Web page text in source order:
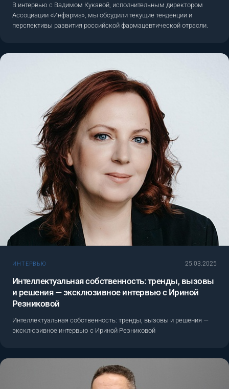
В интервью с Вадимом Кукавой, исполнительным директором
Ассоциации «Инфарма», мы обсудили текущие тенденции и
перспективы развития российской фармацевтической отрасли.
ИНТЕРВЬЮ 25.03.2025
Интеллектуальная собственность: тренды, вызовы
и решения — эксклюзивное интервью с Ириной
Резниковой
Интеллектуальная собственность: тренды, вызовы и решения —
эксклюзивное интервью с Ириной Резниковой